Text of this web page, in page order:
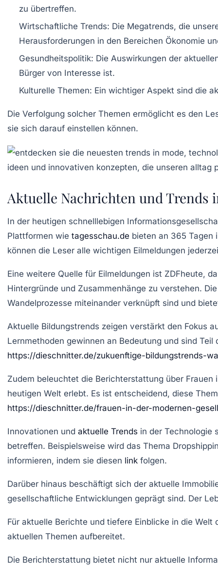
zu übertreffen.
Wirtschaftliche Trends: Die Megatrends, die
Herausforderungen in den Bereichen Ökonomie
Gesundheitspolitik: Die Auswirkungen der
Bürger von Interesse ist.
Kulturelle Themen: Ein wichtiger Aspekt sind die
Die Verfolgung solcher Themen ermöglicht es den
sie sich darauf einstellen können.
Aktuelle Nachrichten und Trends
In der heutigen schnelllebigen
Plattformen wie tagesschau.de bieten an 365 Tagen
können die Leser alle wichtigen Eilmeldungen
Eine weitere Quelle für Eilmeldungen ist ZDFheute,
Hintergründe und Zusammenhänge zu verstehen.
Wandelprozesse miteinander verknüpft sind und
Aktuelle Bildungstrends zeigen verstärkt den Fokus
Lernmethoden gewinnen an Bedeutung und sind
https://dieschnitter.de/zukuenftige-bildungstrends-
Zudem beleuchtet die Berichterstattung über Frauen
heutigen Welt erlebt. Es ist entscheidend, diese
https://dieschnitter.de/frauen-in-der-modernen-
Innovationen und aktuelle Trends in der Technologie
betreffen. Beispielsweise wird das Thema
informieren, indem sie diesen link folgen.
Darüber hinaus beschäftigt sich der aktuelle
gesellschaftliche Entwicklungen geprägt sind. Der
Für aktuelle Berichte und tiefere Einblicke in die
aktuellen Themen aufbereitet.
Die Berichterstattung bietet nicht nur aktuelle